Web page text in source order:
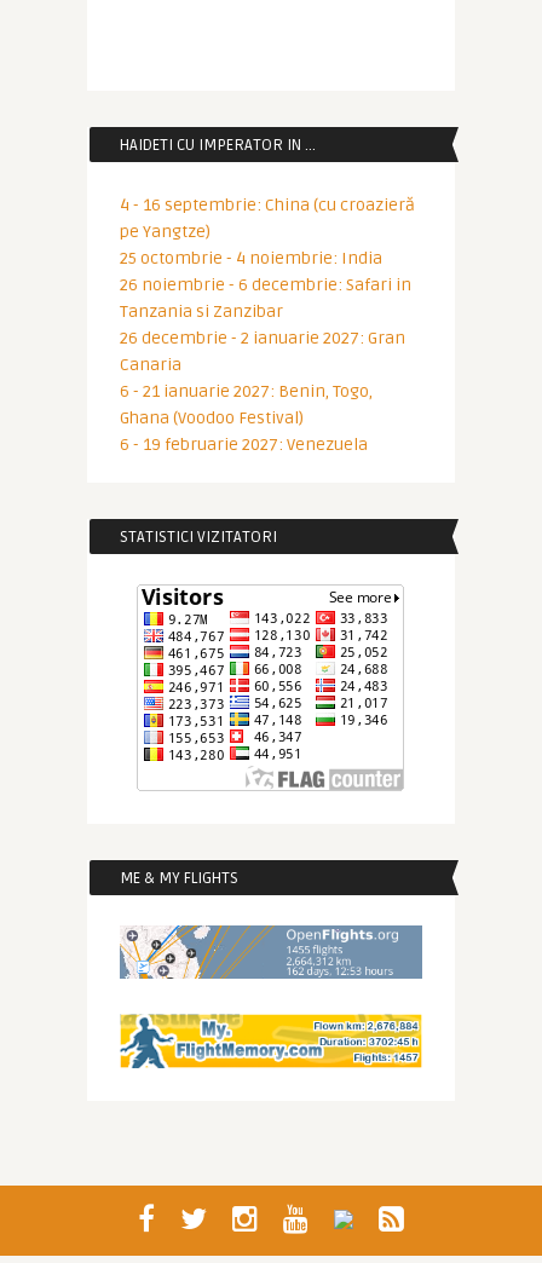
HAIDETI CU IMPERATOR IN …
4 - 16 septembrie: China (cu croazieră
pe Yangtze)
25 octombrie - 4 noiembrie: India
26 noiembrie - 6 decembrie: Safari in
Tanzania si Zanzibar
26 decembrie - 2 ianuarie 2027: Gran
Canaria
6 - 21 ianuarie 2027: Benin, Togo,
Ghana (Voodoo Festival)
6 - 19 februarie 2027: Venezuela
STATISTICI VIZITATORI
ME & MY FLIGHTS